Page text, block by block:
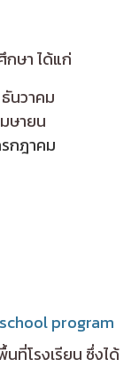
กษา ได้แก่
นวาคม
ษายน
กฎาคม
program
ที่โรงเรียน ซึ่งได้